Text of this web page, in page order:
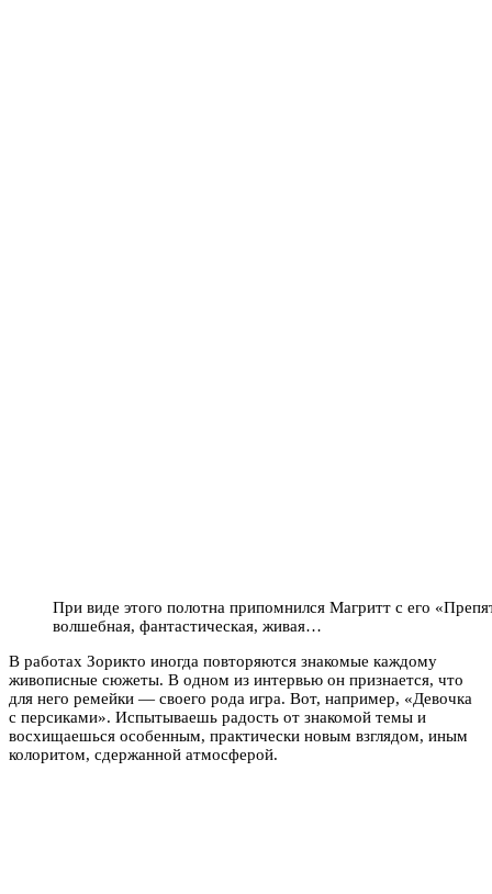
При виде этого полотна припомнился Магритт с его
волшебная, фантастическая, живая…
В работах Зорикто иногда повторяются знакомые каждому
живописные сюжеты. В одном из интервью он признается, что
для него ремейки — своего рода игра. Вот, например, «Девочка
с персиками». Испытываешь радость от знакомой темы и
восхищаешься особенным, практически новым взглядом, иным
колоритом, сдержанной атмосферой.